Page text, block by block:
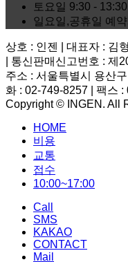
토요일 9:30 - 13:30
일요일,공휴일 예
상호 : 인젠 | 대표자 : 김
| 통신판매신고번호 : 제
주소 : 서울특별시 용산
화 : 02-749-8257 | 팩스
Copyright © INGEN. All
HOME
비용
교통
접수
10:00~17:00
Call
SMS
KAKAO
CONTACT
Mail